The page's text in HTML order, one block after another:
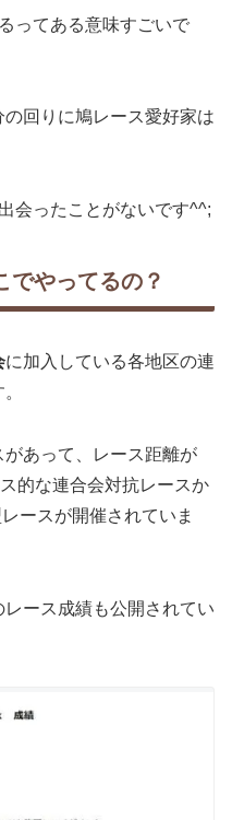
ってある意味すごいで
回りに鳩レース愛好家は
会ったことがないです^^;
でやってるの？
に加入している各地区の連
あって、レース距離が
的な連合会対抗レースか
ースが開催されていま
ース成績も公開されてい